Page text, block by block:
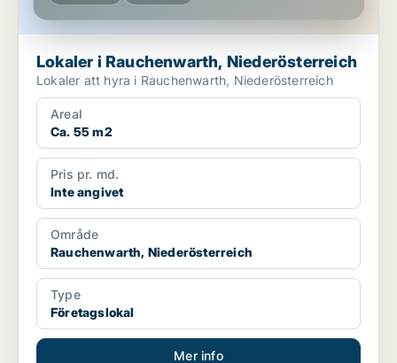
Lokaler i Rauchenwarth, Niederösterreich
Lokaler att hyra i Rauchenwarth, Niederösterreich
Areal
Ca. 55 m2
Pris pr. md.
Inte angivet
Område
Rauchenwarth, Niederösterreich
Type
Företagslokal
Mer info